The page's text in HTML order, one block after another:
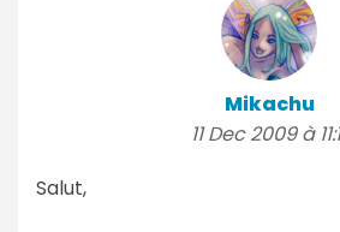
Mikachu
11 Dec 2009 à
Salut,